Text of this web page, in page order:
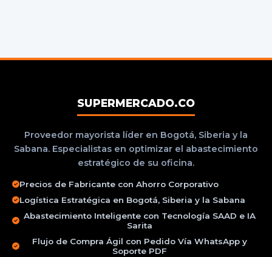
SUPERMERCADO.CO
Proveedor mayorista líder en Bogotá, Siberia y la
Sabana. Especialistas en optimizar el abastecimiento
estratégico de su oficina.
Precios de Fabricante con Ahorro Corporativo
Logística Estratégica en Bogotá, Siberia y la Sabana
Abastecimiento Inteligente con Tecnología SAAD e IA
Sarita
Flujo de Compra Ágil con Pedido Vía WhatsApp y
Soporte PDF